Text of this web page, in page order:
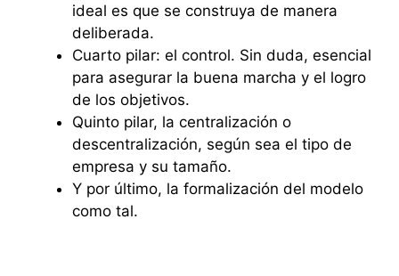
ideal es que se construya de manera
deliberada.
Cuarto pilar: el control. Sin duda, esencial
para asegurar la buena marcha y el logro
de los objetivos.
Quinto pilar, la centralización o
descentralización, según sea el tipo de
empresa y su tamaño.
Y por último, la formalización del modelo
como tal.